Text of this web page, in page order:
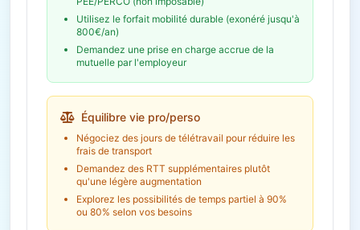
Utilisez le forfait mobilité durable (exonéré jusqu'à
800€/an)
Demandez une prise en charge accrue de la
mutuelle par l'employeur
Équilibre vie pro/perso
Négociez des jours de télétravail pour réduire les
frais de transport
Demandez des RTT supplémentaires plutôt
qu'une légère augmentation
Explorez les possibilités de temps partiel à 90%
ou 80% selon vos besoins